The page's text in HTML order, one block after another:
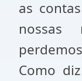
as
nossas
Como